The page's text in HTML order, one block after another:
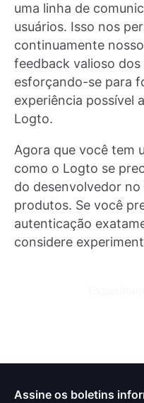
uma linha de
usuários. Isso nos
continuamente
feedback valioso
esforçando-se para
experiência possível
Logto.
Agora que você tem
como o Logto se
do desenvolvedor
produtos. Se você
autenticação
considere
Assine os boletins